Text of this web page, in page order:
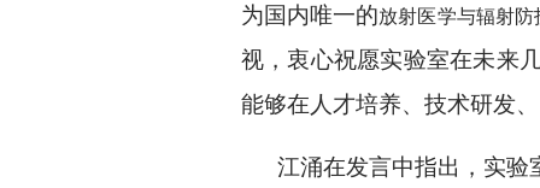
为国内唯一的放射医学与辐射
视，衷心祝愿实验室在未来
能够在人才培养、技术研发
江涌在发言中指出，实验